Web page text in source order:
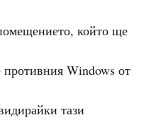
който ще
противния Windows от
тази